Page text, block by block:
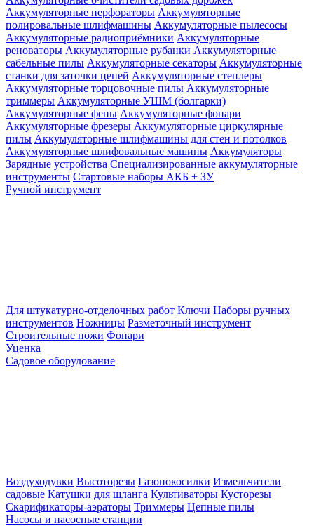
Аккумуляторные перфораторы Аккумуляторные
полировальные шлифмашины Аккумуляторные пылесосы
Аккумуляторные радиоприёмники Аккумуляторные
реноваторы Аккумуляторные рубанки Аккумуляторные
сабельные пилы Аккумуляторные секаторы Аккумуляторные
станки для заточки цепей Аккумуляторные степлеры
Аккумуляторные торцовочные пилы Аккумуляторные
триммеры Аккумуляторные УШМ (болгарки)
Аккумуляторные фены Аккумуляторные фонари
Аккумуляторные фрезеры Аккумуляторные циркулярные
пилы Аккумуляторные шлифмашины для стен и потолков
Аккумуляторные шлифовальные машины Аккумуляторы
Зарядные устройства Специализированные аккумуляторные
инструменты Стартовые наборы АКБ + ЗУ
Ручной инструмент
Для штукатурно-отделочных работ Ключи Наборы ручных
инструментов Ножницы Разметочный инструмент
Строительные ножи Фонари
Уценка
Садовое оборудование
Воздуходувки Высоторезы Газонокосилки Измельчители
садовые Катушки для шланга Культиваторы Кусторезы
Скарификаторы-аэраторы Триммеры Цепные пилы
Насосы и насосные станции